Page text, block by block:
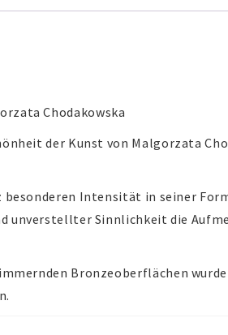
Chodakowska
der Kunst von Malgorzata
Intensität in seiner
unverstellter Sinnlichkeit die
Bronzeoberflächen